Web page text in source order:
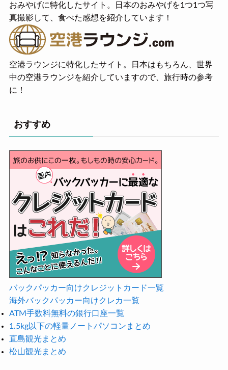
おみやげに特化したサイト。日本のおみやげを1つ1つ写
真撮影して、食べた感想を紹介しています！
空港ラウンジに特化したサイト。日本はもちろん、世界
中の空港ラウンジを紹介していますので、旅行時の参考
に！
おすすめ
バックパッカー向けクレジットカード一覧
海外バックパッカー向けクレカ一覧
ATM手数料無料の銀行口座一覧
1.5kg以下の軽量ノートパソコンまとめ
直島観光まとめ
松山観光まとめ